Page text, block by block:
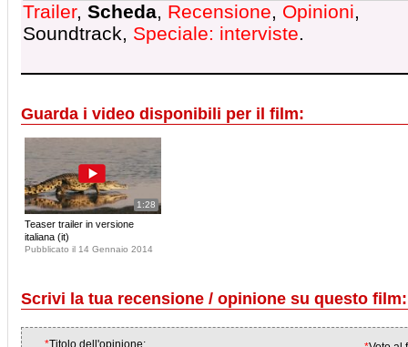
Trailer, Scheda, Recensione, Opinioni,
Soundtrack, Speciale: interviste.
Guarda i video disponibili per il film:
1:28
Teaser trailer in versione
italiana (it)
Pubblicato il 14 Gennaio 2014
Scrivi la tua recensione / opinione su questo
*Titolo dell'opinione: